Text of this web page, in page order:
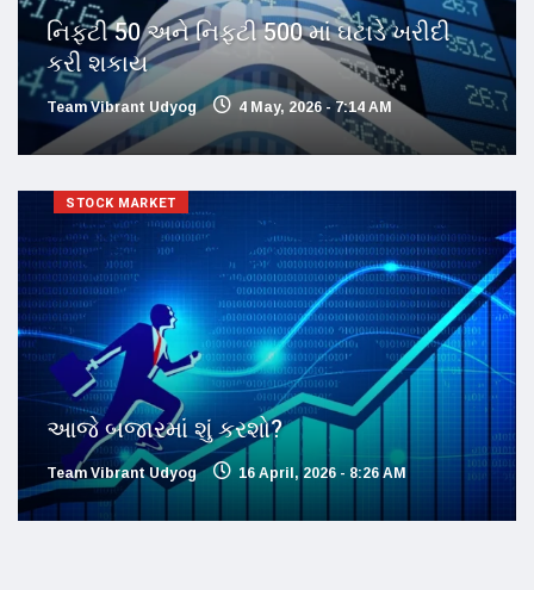
નિફ્ટી 50 અને નિફ્ટી 500 માં ઘટાડે ખરીદી
કરી શકાય
Team Vibrant Udyog 4 May, 2026 - 7:14 AM
STOCK MARKET
આજે બજારમાં શું કરશો?
Team Vibrant Udyog 16 April, 2026 - 8:26 AM